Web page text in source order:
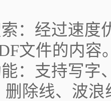
经过速度
文件的内容
支持写字
删除线、波浪